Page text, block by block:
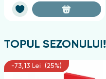
TOPUL SEZONULUI!
-73,13 Lei (25%)